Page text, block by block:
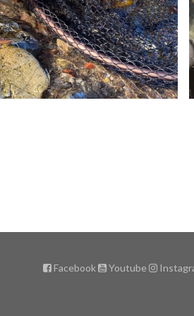
Facebook Youtube